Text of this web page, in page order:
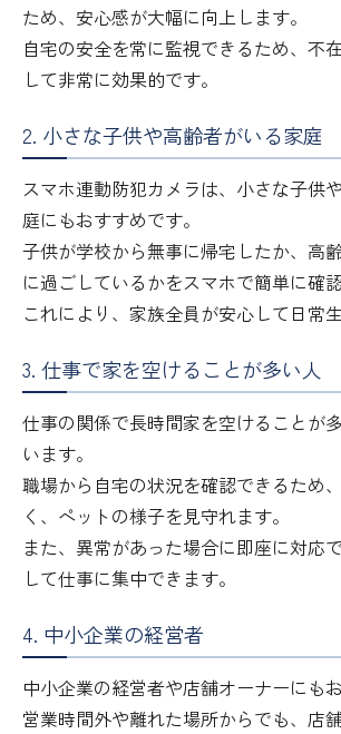
ため、安心感が大幅に向上します。
自宅の安全を常に監視できるため、不
して非常に効果的です。
2. 小さな子供や高齢者がいる家庭
スマホ連動防犯カメラは、小さな子供
庭にもおすすめです。
子供が学校から無事に帰宅したか、高
に過ごしているかをスマホで簡単に確
これにより、家族全員が安心して日常
3. 仕事で家を空けることが多い人
仕事の関係で長時間家を空けることが
います。
職場から自宅の状況を確認できるため
く、ペットの様子を見守れます。
また、異常があった場合に即座に対応
して仕事に集中できます。
4. 中小企業の経営者
中小企業の経営者や店舗オーナーにも
営業時間外や離れた場所からでも、店